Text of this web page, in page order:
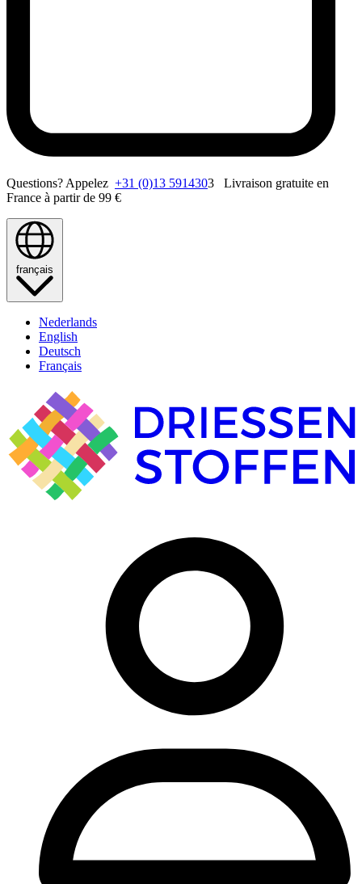
Questions? Appelez +31 (0)13 5914303 Livraison gratuite en
France à partir de 99 €
français
Nederlands
English
Deutsch
Français